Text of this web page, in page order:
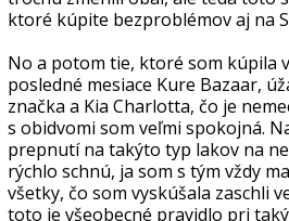
ktoré kúpite bezproblémov aj na
No a potom tie, ktoré som kúpila
posledné mesiace Kure Bazaar,
značka a Kia Charlotta, čo je
s obidvomi som veľmi spokojná.
prepnutí na takýto typ lakov na
rýchlo schnú, ja som s tým vždy
všetky, čo som vyskúšala zaschli
toto je všeobecné pravidlo pri